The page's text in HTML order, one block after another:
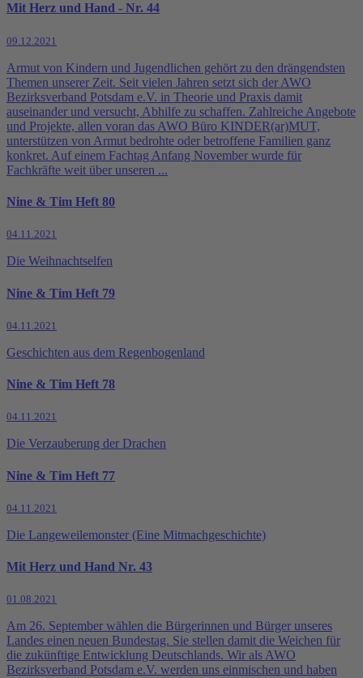
Mit Herz und Hand - Nr. 44
09.12.2021
Armut von Kindern und Jugendlichen gehört zu den drängendsten
Themen unserer Zeit. Seit vielen Jahren setzt sich der AWO
Bezirksverband Potsdam e.V. in Theorie und Praxis damit
auseinander und versucht, Abhilfe zu schaffen. Zahlreiche Angebote
und Projekte, allen voran das AWO Büro KINDER(ar)MUT,
unterstützen von Armut bedrohte oder betroffene Familien ganz
konkret. Auf einem Fachtag Anfang November wurde für
Fachkräfte weit über unseren ...
Nine & Tim Heft 80
04.11.2021
Die Weihnachtselfen
Nine & Tim Heft 79
04.11.2021
Geschichten aus dem Regenbogenland
Nine & Tim Heft 78
04.11.2021
Die Verzauberung der Drachen
Nine & Tim Heft 77
04.11.2021
Die Langeweilemonster (Eine Mitmachgeschichte)
Mit Herz und Hand Nr. 43
01.08.2021
Am 26. September wählen die Bürgerinnen und Bürger unseres
Landes einen neuen Bundestag. Sie stellen damit die Weichen für
die zukünftige Entwicklung Deutschlands. Wir als AWO
Bezirksverband Potsdam e.V. werden uns einmischen und haben